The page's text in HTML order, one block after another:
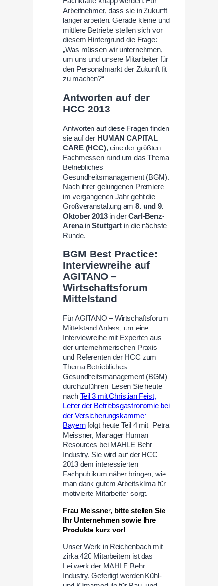
Arbeitnehmer, dass sie in Zukunft
länger arbeiten. Gerade kleine und
mittlere Betriebe stellen sich vor
diesem Hintergrund die Frage:
„Was müssen wir unternehmen,
um uns und unsere Mitarbeiter für
den Personalmarkt der Zukunft fit
zu machen?“
Antworten auf der
HCC 2013
Antworten auf diese Fragen finden
sie auf der HUMAN CAPITAL
CARE (HCC), eine der größten
Fachmessen rund um das Thema
Betriebliches
Gesundheitsmanagement (BGM).
Nach ihrer gelungenen Premiere
im vergangenen Jahr geht die
Großveranstaltung am 8. und 9.
Oktober 2013in derCarl-Benz-
ArenainStuttgart in die nächste
Runde.
BGM Best Practice:
Interviewreihe auf
AGITANO –
Wirtschaftsforum
Mittelstand
Für AGITANO – Wirtschaftsforum
Mittelstand Anlass, um eine
Interviewreihe mit Experten aus
der unternehmerischen Praxis
und Referenten der HCC zum
Thema Betriebliches
Gesundheitsmanagement (BGM)
durchzuführen. Lesen Sie heute
nach Teil 3 mit Christian Feist,
Leiter der Betriebsgastronomie bei
der Versicherungskammer
Bayernfolgt heute Teil 4 mit Petra
Meissner, Manager Human
Resources bei MAHLE Behr
Industry. Sie wird auf der HCC
2013 dem interessierten
Fachpublikum näher bringen, wie
man dank gutem Arbeitsklima für
motivierte Mitarbeiter sorgt.
Frau Meissner, bitte stellen Sie
Ihr Unternehmen sowie Ihre
Produkte kurz vor!
Unser Werk in Reichenbach mit
zirka 420 Mitarbeitern ist das
Leitwerk der MAHLE Behr
Industry. Gefertigt werden Kühl-